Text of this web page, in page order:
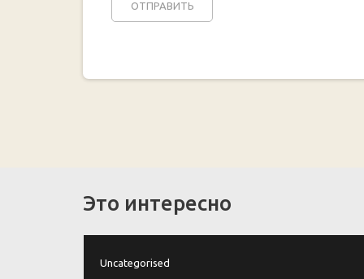
Это интересно
Uncategorised